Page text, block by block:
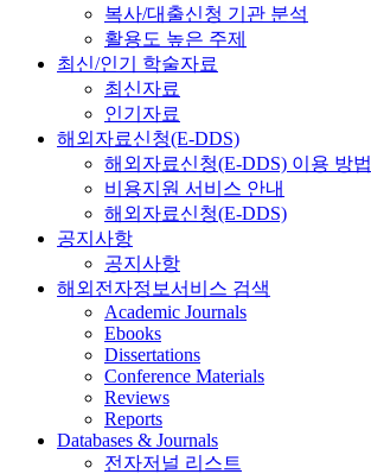
복사/대출신청 기관 분석
활용도 높은 주제
최신/인기 학술자료
최신자료
인기자료
해외자료신청(E-DDS)
해외자료신청(E-DDS) 이용 방법
비용지원 서비스 안내
해외자료신청(E-DDS)
공지사항
공지사항
해외전자정보서비스 검색
Academic Journals
Ebooks
Dissertations
Conference Materials
Reviews
Reports
Databases & Journals
전자저널 리스트